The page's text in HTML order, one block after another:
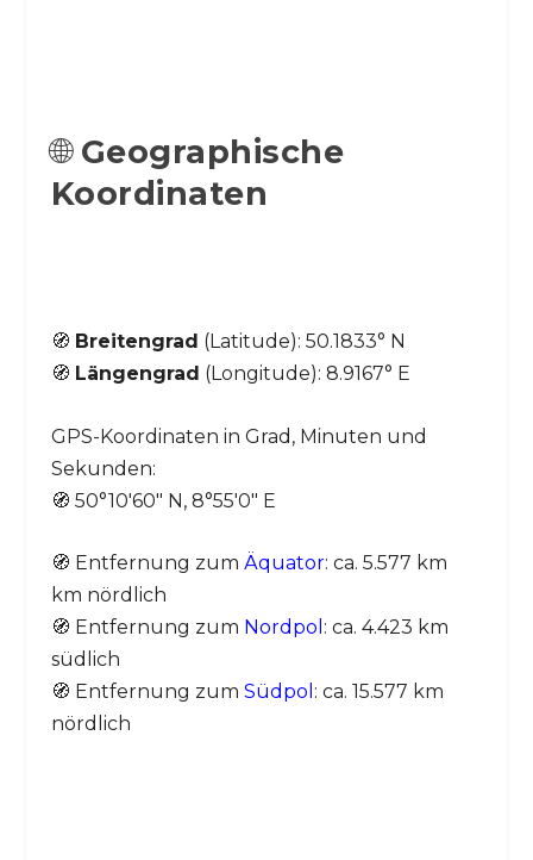
🌐 Geographische
Koordinaten
🧭 Breitengrad (Latitude): 50.1833° N
🧭 Längengrad (Longitude): 8.9167° E
GPS-Koordinaten in Grad, Minuten und
Sekunden:
🧭 50°10′60″ N, 8°55′0″ E
🧭 Entfernung zum Äquator: ca. 5.577 km
km nördlich
🧭 Entfernung zum Nordpol : ca. 4.423 km
südlich
🧭 Entfernung zum Südpol : ca. 15.577 km
nördlich